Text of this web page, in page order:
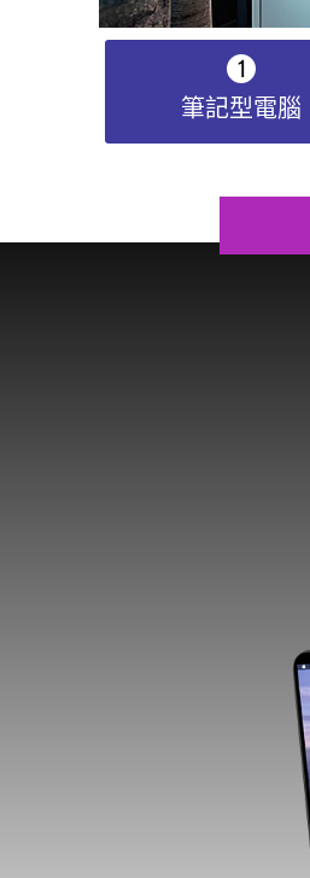
筆記型電腦